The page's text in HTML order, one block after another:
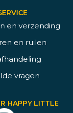
en verzending
en ruilen
vragen
HAPPY LITTLE